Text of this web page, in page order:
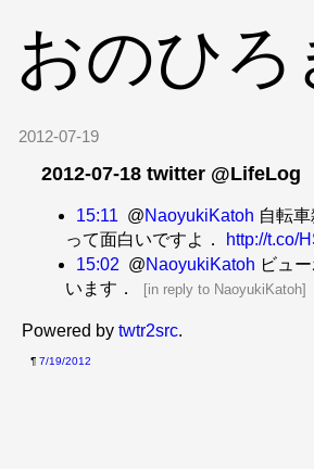
おのひ
2012-07-19
2012-07-18 twitter @LifeLog
15:11 @NaoyukiKatoh 自転
って面白いですよ．
http://t.co/
15:02 @NaoyukiKatoh ビュ
います．
[in reply to NaoyukiKatoh]
Powered by twtr2src.
¶ 7/19/2012